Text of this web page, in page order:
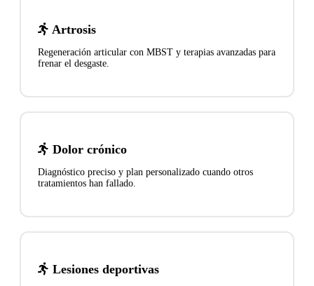
Artrosis
Regeneración articular con MBST y terapias avanzadas para
frenar el desgaste.
Dolor crónico
Diagnóstico preciso y plan personalizado cuando otros
tratamientos han fallado.
Lesiones deportivas